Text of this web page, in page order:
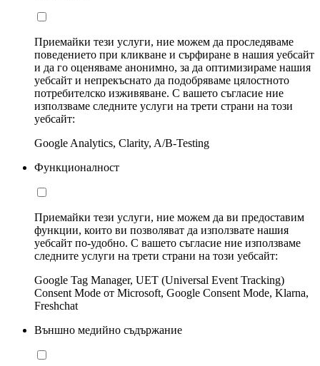
Приемайки тези услуги, ние можем да проследяваме
поведението при кликване и сърфиране в нашия уебсайт
и да го оценяваме анонимно, за да оптимизираме нашия
уебсайт и непрекъснато да подобряваме цялостното
потребителско изживяване. С вашето съгласие ние
използваме следните услуги на трети страни на този
уебсайт:
Google Analytics, Clarity, A/B-Testing
Функционалност
Приемайки тези услуги, ние можем да ви предоставим
функции, които ви позволяват да използвате нашия
уебсайт по-удобно. С вашето съгласие ние използваме
следните услуги на трети страни на този уебсайт:
Google Tag Manager, UET (Universal Event Tracking)
Consent Mode от Microsoft, Google Consent Mode, Klarna,
Freshchat
Външно медийно съдържание